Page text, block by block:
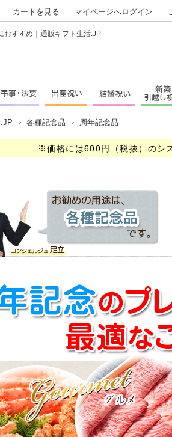
カートを見る マイページへログイン
おすすめ｜通販ギフト生活.JP
各種記念品 周年記念品
※価格には600円（税抜）のシ